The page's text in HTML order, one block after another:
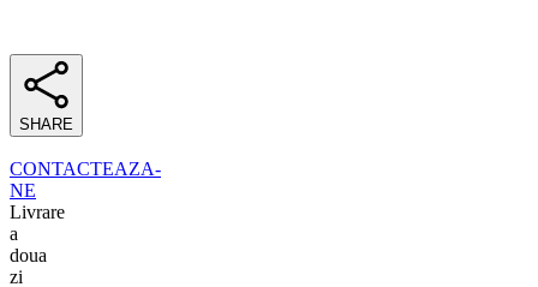
SHARE
CONTACTEAZA-
NE
Livrare
a
doua
zi